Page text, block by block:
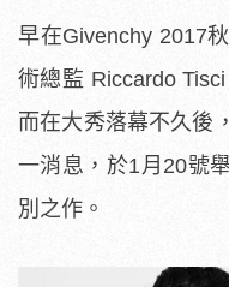
早在Givenchy 2017
術總監 Riccardo
而在大秀落幕不久後
一消息，於1月20號
別之作。